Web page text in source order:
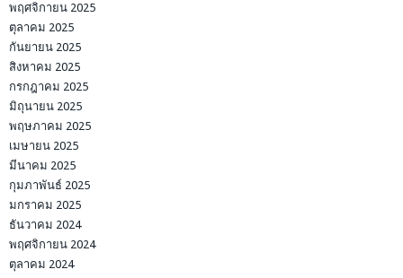
พฤศจิกายน 2025
ตุลาคม 2025
กันยายน 2025
สิงหาคม 2025
กรกฎาคม 2025
มิถุนายน 2025
พฤษภาคม 2025
เมษายน 2025
มีนาคม 2025
กุมภาพันธ์ 2025
มกราคม 2025
ธันวาคม 2024
พฤศจิกายน 2024
ตุลาคม 2024